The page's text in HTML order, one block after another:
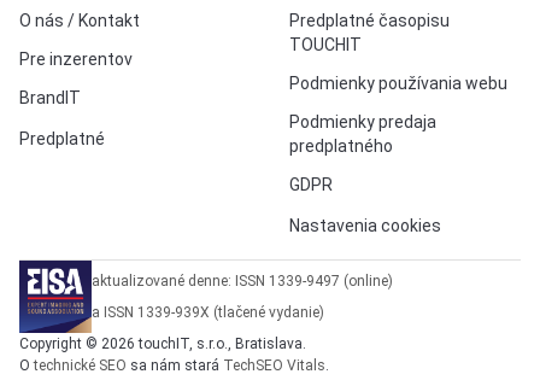
O nás / Kontakt
Pre inzerentov
BrandIT
Predplatné
Predplatné časopisu
TOUCHIT
Podmienky používania webu
Podmienky predaja
predplatného
GDPR
Nastavenia cookies
aktualizované denne: ISSN 1339-9497 (online)
a ISSN 1339-939X (tlačené vydanie)
Copyright © 2026 touchIT, s.r.o., Bratislava.
Otechnické SEO sa nám stará TechSEO Vitals.